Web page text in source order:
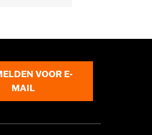
VOOR E-
MAIL